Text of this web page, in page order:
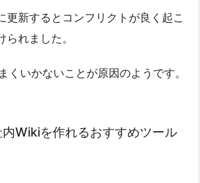
更新するとコンフリクトが良く起こ
れました。
くいかないことが原因のようです。
Wikiを作れるおすすめツール